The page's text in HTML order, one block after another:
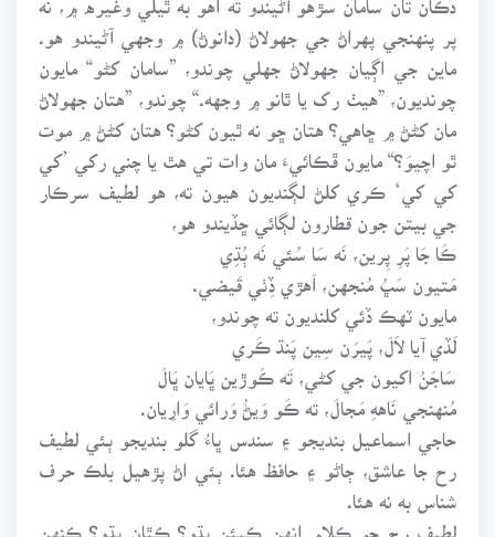
پر پنهنجي پهراڻ جي جهولاڻ (دانوڻ) ۾ وجهي آڻيندو هو.
ماين جي اڳيان جهولاڻ جهلي چوندو، ”سامان کڻو“ مايون
چونديون، ”هيٺ رک يا ٿانو ۾ وجهه.“ چوندو، ”هتان جهولاڻ
مان کڻڻ ۾ ڇاهي؟ هتان ڇو نه ٿيون کڻو؟ هتان کڻڻ ۾ موت
ٿو اچيوَ؟“ مايون ڦڪائيءَ مان وات تي هٿ يا چني رکي ’کي
کي کي‘ ڪري کلڻ لڳنديون هيون ته، هو لطيف سرڪار
جي بيتن جون قطارون لڳائي ڇڏيندو هو،
ڪَا جَا پَرِ پِرين، نَه سَا سُئي نَه ٻُڌِي
مَتيون سَڀُ مُنجهن، اَهڙي ڏِٺي قَيضي.
مايون ٽهڪ ڏئي کلنديون ته چوندو،
لَڏي آيا لاَلَ، پَيرَن سِين پَنڌ ڪَري
سَاجَنُ اکيون جي کڻي، تَه ڪَوڙين ڀَايان ڀَالَ
مُنهنجي نَاههِ مَجالَ، ته ڪَو وَيڻُ وَرائي وَارِيان.
حاجي اسماعيل بنديجو ۽ سندس ڀاءُ گلو بنديجو ٻئي لطيف
رح جا عاشق، ڄاڻو ۽ حافظ هئا. ٻئي اڻ پڙهيل بلڪ حرف
شناس به نه هئا.
لطيف رح جو ڪلام انهن ڪيئن ٻڌو؟ ڪٿان ٻڌو؟ ڪنهن